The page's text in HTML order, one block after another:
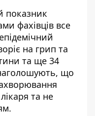
показник
фахівців все
на грип та
та ще 34
що
та не